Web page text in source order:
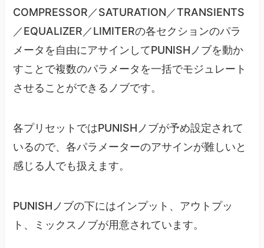
COMPRESSOR／SATURATION／TRANSIENTS
／EQUALIZER／LIMITERの各セクションのパラ
メータを自由にアサインしてPUNISHノブを動か
すことで複数のパラメータを一括でモジュレート
させることができるノブです。
各プリセットではPUNISHノブが予め設定されて
いるので、各パラメーターのアサインが難しいと
感じる人でも扱えます。
PUNISHノブの下にはインプット、アウトプッ
ト、ミックスノブが用意されています。